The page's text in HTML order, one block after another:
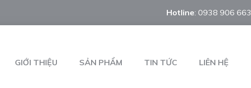
Hotline: 0938 906 663
GIỚI THIỆU SẢN PHẨM TIN TỨC LIÊN HỆ